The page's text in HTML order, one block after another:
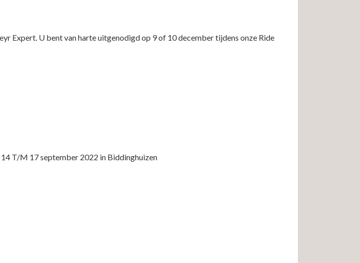
Expert. U bent van harte uitgenodigd op 9 of 10 december tijdens onze Ride
T/M 17 september 2022 in Biddinghuizen